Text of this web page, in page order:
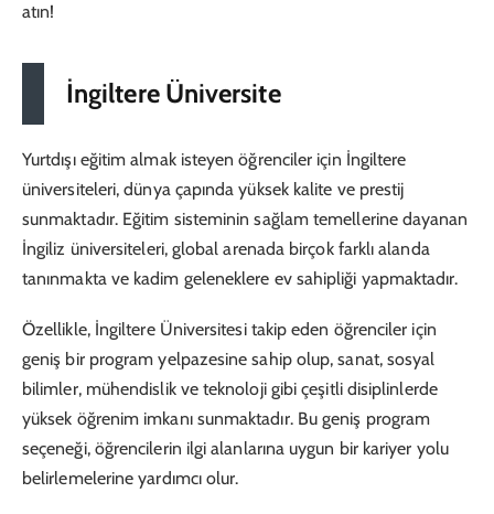
atın!
İngiltere Üniversite
Yurtdışı eğitim almak isteyen öğrenciler için İngiltere
üniversiteleri, dünya çapında yüksek kalite ve prestij
sunmaktadır. Eğitim sisteminin sağlam temellerine dayanan
İngiliz üniversiteleri, global arenada birçok farklı alanda
tanınmakta ve kadim geleneklere ev sahipliği yapmaktadır.
Özellikle, İngiltere Üniversitesi takip eden öğrenciler için
geniş bir program yelpazesine sahip olup, sanat, sosyal
bilimler, mühendislik ve teknoloji gibi çeşitli disiplinlerde
yüksek öğrenim imkanı sunmaktadır. Bu geniş program
seçeneği, öğrencilerin ilgi alanlarına uygun bir kariyer yolu
belirlemelerine yardımcı olur.